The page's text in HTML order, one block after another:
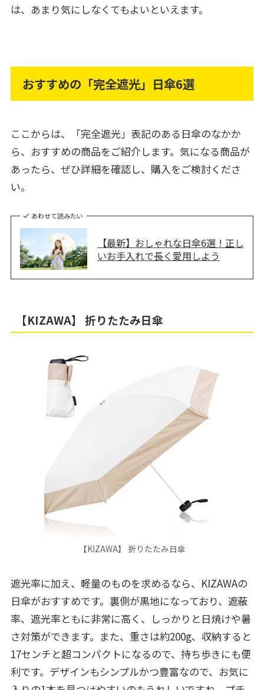
は、あまり気にしなくてもよいといえます。
おすすめの「完全遮光」日傘6選
ここからは、「完全遮光」表記のある日傘のなかか
ら、おすすめの商品をご紹介します。気になる商品が
あったら、ぜひ詳細を確認し、購入をご検討くださ
い。
あわせて読みたい
【最新】おしゃれな日傘6選！正し
いお手入れで長く愛用しよう
【KIZAWA】 折りたたみ日傘
【KIZAWA】 折りたたみ日傘
遮光率に加え、軽量のものを求めるなら、KIZAWAの
日傘がおすすめです。裏側が黒地になっており、遮蔽
率、遮光率ともに非常に高く、しっかりと日焼けや暑
さ対策ができます。また、重さは約200g、収納すると
17センチと超コンパクトになるので、持ち歩きにも便
利です。デザインもシンプルかつ豊富なので、お気に